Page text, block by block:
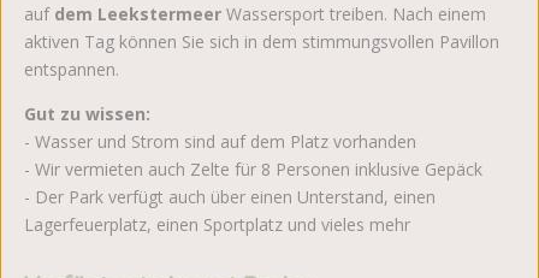
auf dem Leekstermeer Wassersport treiben. Nach einem
aktiven Tag können Sie sich in dem stimmungsvollen Pavillon
entspannen.
Gut zu wissen:
- Wasser und Strom sind auf dem Platz vorhanden
- Wir vermieten auch Zelte für 8 Personen inklusive Gepäck
- Der Park verfügt auch über einen Unterstand, einen
Lagerfeuerplatz, einen Sportplatz und vieles mehr